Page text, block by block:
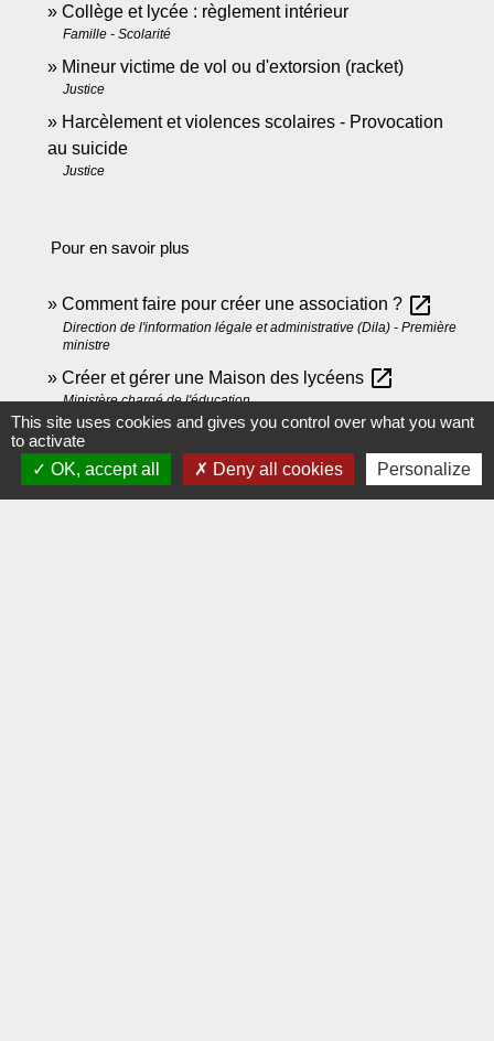
Collège et lycée : règlement intérieur
Famille - Scolarité
Mineur victime de vol ou d'extorsion (racket)
Justice
Harcèlement et violences scolaires - Provocation
au suicide
Justice
Pour en savoir plus
Comment faire pour créer une association ? open_in_new
Direction de l'information légale et administrative (Dila) - Première
ministre
Créer et gérer une Maison des lycéens open_in_new
Ministère chargé de l'éducation
Comment faire si...
This site uses cookies and gives you control over what you want
to activate
OK, accept all
Deny all cookies Personalize